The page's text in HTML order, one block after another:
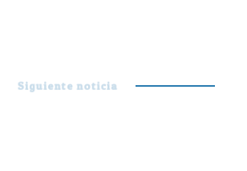
Siguiente noticia